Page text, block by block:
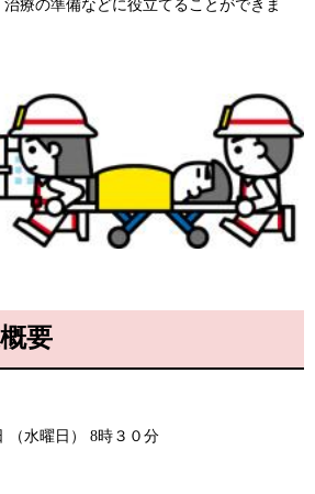
療の準備などに役立てることができま
要
水曜日） 8時３０分